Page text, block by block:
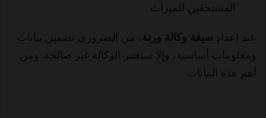
المستحقين للميراث.
عند إعداد صيغة وكالة ورثة، من الضروري تضمين بيانات
ومعلومات أساسية، وإلا ستعتبر الوكالة غير صالحة. ومن
أهم هذه البيانات: